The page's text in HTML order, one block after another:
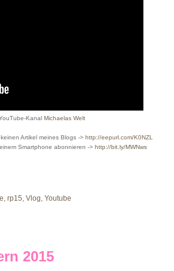
Kanal Michaelas Welt
Artikel meines Blogs -> http://eepurl.com/K0NZL
Smartphone abonnieren -> http://bit.ly/MWNws
, rp15, Vlog, Youtube
2015